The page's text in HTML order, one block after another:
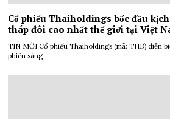
Cổ phiếu Thaiholdings bốc đầu
tháp đôi cao nhất thế giới tại Việt
TIN MỚI Cổ phiếu Thaiholdings (mã: THD) diễn
phiên sáng